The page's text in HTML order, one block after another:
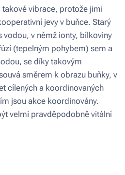
vibrace, protože jimi
jevy v buňce. Starý
vodou, v němž ionty, bílkoviny
(tepelným pohybem) sem a
se díky takovým
směrem k obrazu buňky, v
cílených a koordinovaných
jsou akce koordinovány.
velmi pravděpodobně vitální